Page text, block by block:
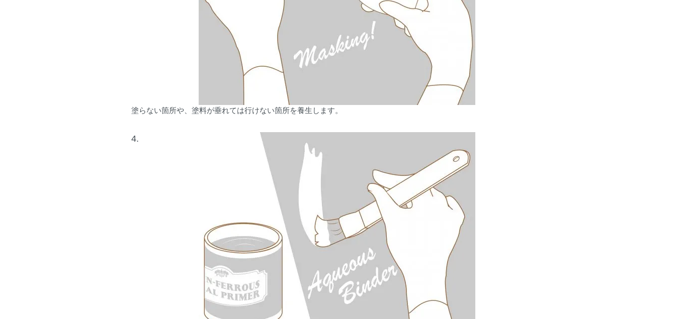
塗らない箇所や、塗料が垂れては行けない箇所を養生します。
4.